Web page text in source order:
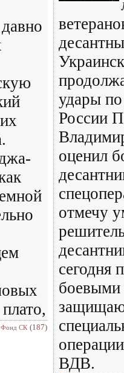
Фонд СК (187)
удары
России
оценил
отмечу
сегодня
ВДВ.